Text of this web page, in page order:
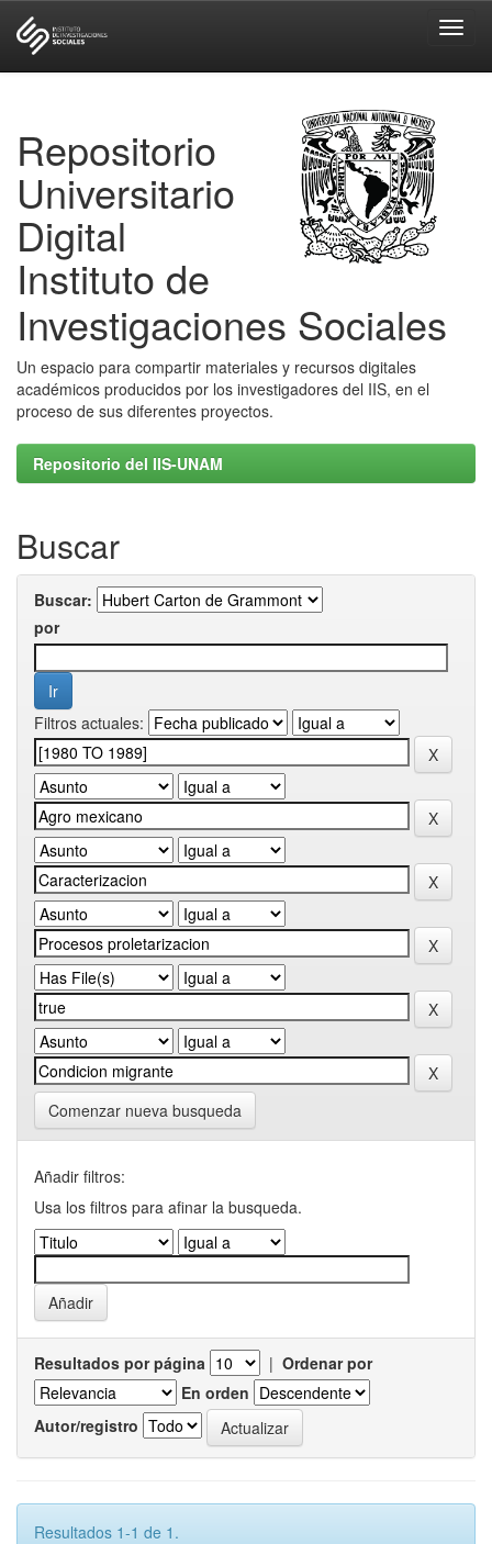
Repositorio
Universitario
Digital
Instituto de
Investigaciones Sociales
Un espacio para compartir materiales y recursos digitales
académicos producidos por los investigadores del IIS, en el
proceso de sus diferentes proyectos.
Repositorio del IIS-UNAM
Buscar
Buscar:
por
Filtros actuales:
Comenzar nueva busqueda
Añadir filtros:
Usa los filtros para afinar la busqueda.
Resultados por página | Ordenar por
En orden
Autor/registro
Resultados 1-1 de 1.